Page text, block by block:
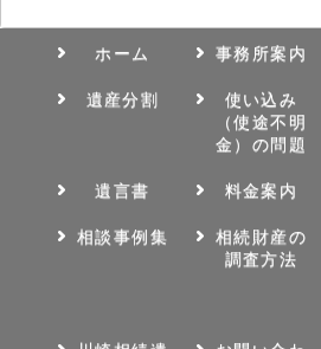
ホーム 事務所案内
遺産分割
使い込み
（使途不明
金）の問題
遺言書 料金案内
相談事例集
相続財産の
調査方法